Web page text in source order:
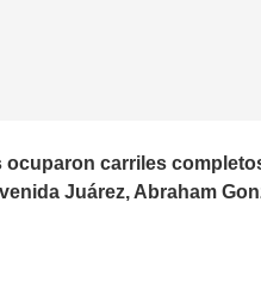
ocuparon carriles
Juárez, Abraham